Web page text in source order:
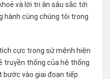
và lời tri ân sâu sắc tới
hành cùng chúng tôi trong
cực trong sứ mệnh hiện
truyền thống của hệ thống
bước vào giai đoạn tiếp